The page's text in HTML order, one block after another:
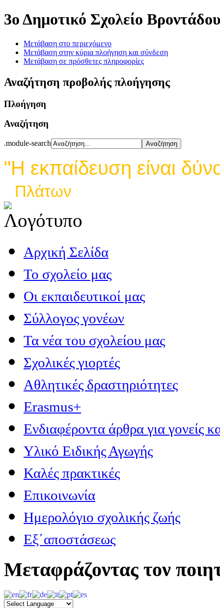
3ο Δημοτικό Σχολείο
Μετάβαση στο περιεχόμενο
Μετάβαση στην κύρια πλοήγηση και σύνδεση
Μετάβαση σε πρόσθετες πληροφορίες
Αναζήτηση προβολής πλοήγησης
Πλοήγηση
Αναζήτηση
.module-search
"Η εκπαίδευση είναι
Πλάτων
Αρχική Σελίδα
Το σχολείο μας
Οι εκπαιδευτικοί μας
Σύλλογος γονέων
Τα νέα του σχολείου μας
Σχολικές γιορτές
Αθλητικές δραστηριότητες
Erasmus+
Ενδιαφέροντα άρθρα για γονείς
Υλικό Ειδικής Αγωγής
Καλές πρακτικές
Επικοινωνία
Ημερολόγιο σχολικής ζωής
Εξ΄αποστάσεως
Μεταφράζοντας τον